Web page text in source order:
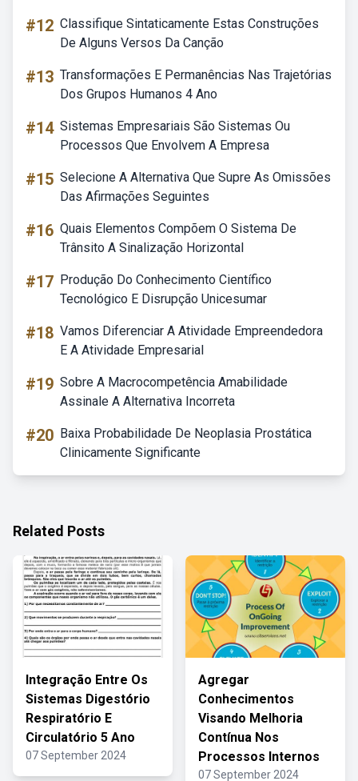
#12 Classifique Sintaticamente Estas Construções
De Alguns Versos Da Canção
#13 Transformações E Permanências Nas Trajetórias
Dos Grupos Humanos 4 Ano
#14 Sistemas Empresariais São Sistemas Ou
Processos Que Envolvem A Empresa
#15 Selecione A Alternativa Que Supre As Omissões
Das Afirmações Seguintes
#16 Quais Elementos Compõem O Sistema De
Trânsito A Sinalização Horizontal
#17 Produção Do Conhecimento Científico
Tecnológico E Disrupção Unicesumar
#18 Vamos Diferenciar A Atividade Empreendedora
E A Atividade Empresarial
#19 Sobre A Macrocompetência Amabilidade
Assinale A Alternativa Incorreta
#20 Baixa Probabilidade De Neoplasia Prostática
Clinicamente Significante
Related Posts
Integração Entre Os
Sistemas Digestório
Respiratório E
Circulatório 5 Ano
07 September 2024
Agregar
Conhecimentos
Visando Melhoria
Contínua Nos
Processos Internos
07 September 2024